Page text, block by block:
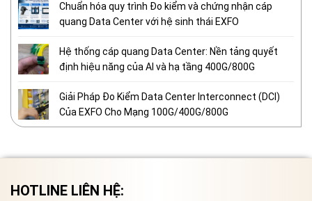
Chuẩn hóa quy trình Đo kiểm và chứng nhận cáp
quang Data Center với hệ sinh thái EXFO
Hệ thống cáp quang Data Center: Nền tảng quyết
định hiệu năng của AI và hạ tầng 400G/800G
Giải Pháp Đo Kiểm Data Center Interconnect (DCI)
Của EXFO Cho Mạng 100G/400G/800G
HOTLINE LIÊN HỆ: